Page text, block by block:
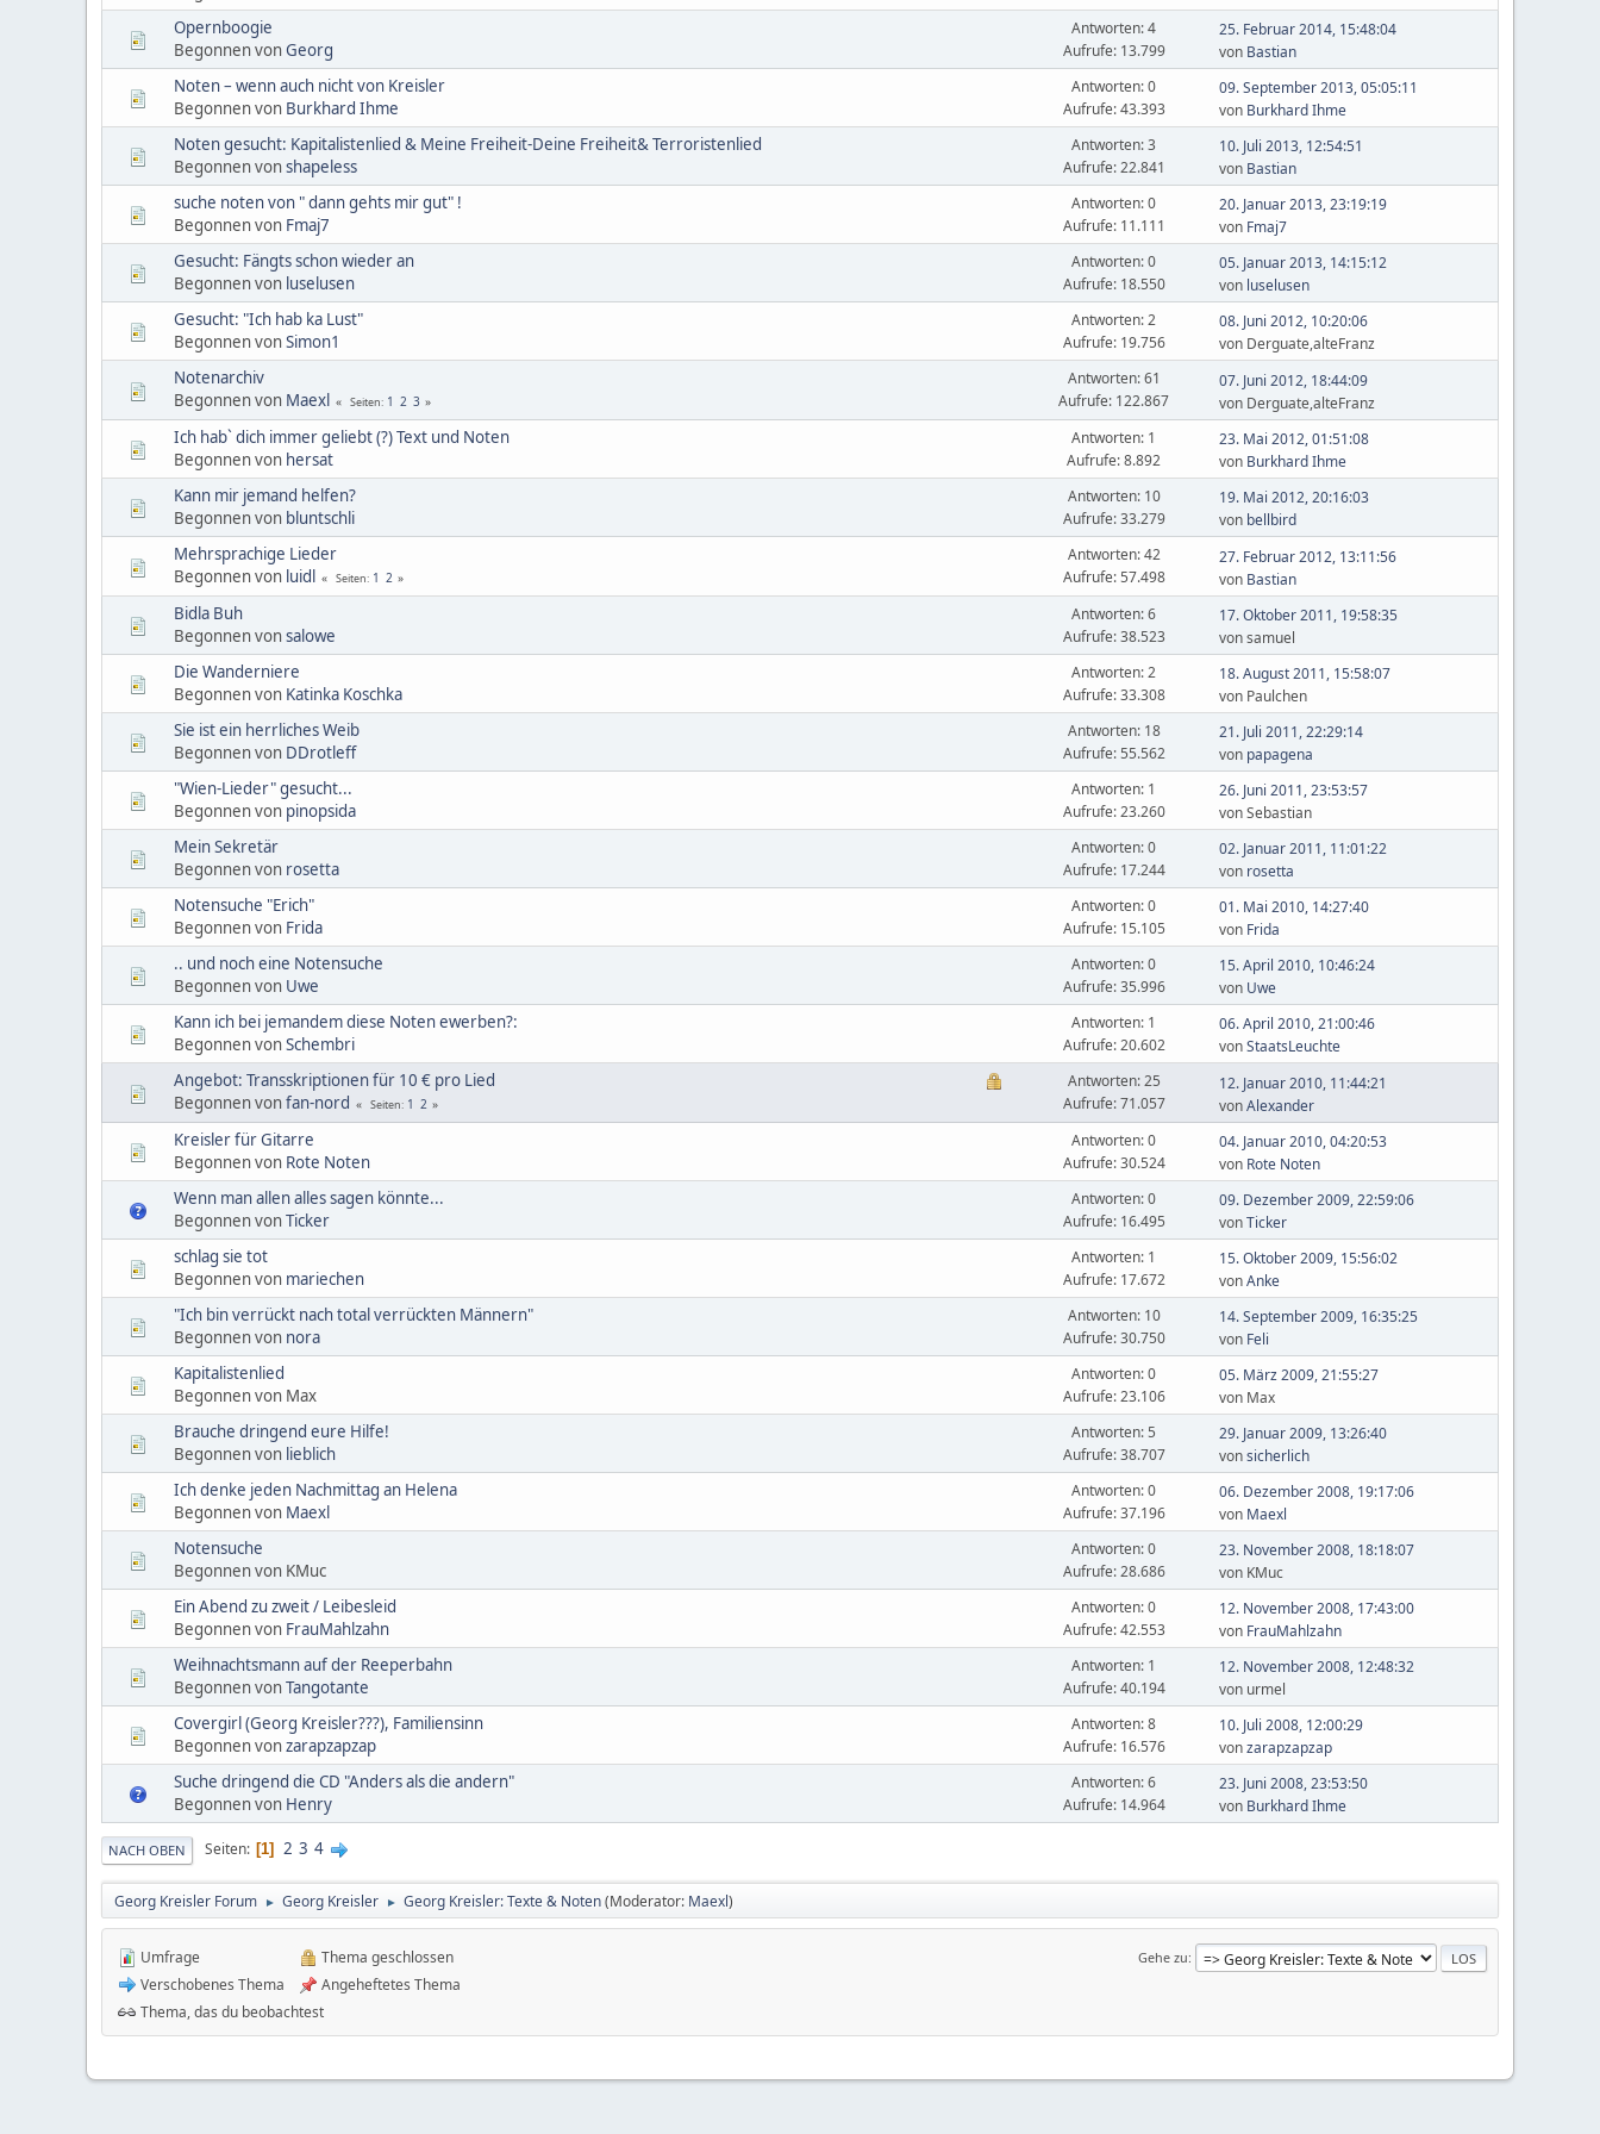
Opernboogie
Begonnen vonGeorg
Antworten: 4
Aufrufe: 13.799
25. Februar 2014, 15:48:04
von Bastian
Noten – wenn auch nicht von Kreisler
Begonnen von Burkhard Ihme
Antworten: 0
Aufrufe: 43.393
09. September 2013, 05:05:11
von Burkhard Ihme
Noten gesucht: Kapitalistenlied & Meine Freiheit-Deine Freiheit& Terroristenlied
Begonnen vonshapeless
Antworten: 3
Aufrufe: 22.841
10. Juli 2013, 12:54:51
von Bastian
suche noten von " dann gehts mir gut" !
Begonnen von Fmaj7
Antworten: 0
Aufrufe: 11.111
20. Januar 2013, 23:19:19
von Fmaj7
Gesucht: Fängts schon wieder an
Begonnen von luselusen
Antworten: 0
Aufrufe: 18.550
05. Januar 2013, 14:15:12
von luselusen
Gesucht: "Ich hab ka Lust"
Begonnen vonSimon1
Antworten: 2
Aufrufe: 19.756
08. Juni 2012, 10:20:06
von Derguate,alteFranz
Notenarchiv
Begonnen von Maexl Seiten 1 2 3
Antworten: 61
Aufrufe: 122.867
07. Juni 2012, 18:44:09
von Derguate,alteFranz
Ich hab` dich immer geliebt (?) Text und Noten
Begonnen von hersat
Antworten: 1
Aufrufe: 8.892
23. Mai 2012, 01:51:08
von Burkhard Ihme
Kann mir jemand helfen?
Begonnen von bluntschli
Antworten: 10
Aufrufe: 33.279
19. Mai 2012, 20:16:03
von bellbird
Mehrsprachige Lieder
Begonnen von luidl Seiten 1 2
Antworten: 42
Aufrufe: 57.498
27. Februar 2012, 13:11:56
von Bastian
Bidla Buh
Begonnen vonsalowe
Antworten: 6
Aufrufe: 38.523
17. Oktober 2011, 19:58:35
von samuel
Die Wanderniere
Begonnen von Katinka Koschka
Antworten: 2
Aufrufe: 33.308
18. August 2011, 15:58:07
von Paulchen
Sie ist ein herrliches Weib
Begonnen von DDrotleff
Antworten: 18
Aufrufe: 55.562
21. Juli 2011, 22:29:14
von papagena
"Wien-Lieder" gesucht...
Begonnen von pinopsida
Antworten: 1
Aufrufe: 23.260
26. Juni 2011, 23:53:57
von Sebastian
Mein Sekretär
Begonnen von rosetta
Antworten: 0
Aufrufe: 17.244
02. Januar 2011, 11:01:22
von rosetta
Notensuche "Erich"
Begonnen von Frida
Antworten: 0
Aufrufe: 15.105
01. Mai 2010, 14:27:40
von Frida
.. und noch eine Notensuche
Begonnen von Uwe
Antworten: 0
Aufrufe: 35.996
15. April 2010, 10:46:24
von Uwe
Kann ich bei jemandem diese Noten ewerben?:
Begonnen vonSchembri
Antworten: 1
Aufrufe: 20.602
06. April 2010, 21:00:46
vonStaatsLeuchte
Angebot: Transskriptionen für 10 € pro Lied
Begonnen vonfan-nord Seiten 1 2
Antworten: 25
Aufrufe: 71.057
12. Januar 2010, 11:44:21
vonAlexander
Kreisler für Gitarre
Begonnen von Rote Noten
Antworten: 0
Aufrufe: 30.524
04. Januar 2010, 04:20:53
von Rote Noten
Wenn man allen alles sagen könnte...
Begonnen vonTicker
Antworten: 0
Aufrufe: 16.495
09. Dezember 2009, 22:59:06
vonTicker
schlag sie tot
Begonnen von mariechen
Antworten: 1
Aufrufe: 17.672
15. Oktober 2009, 15:56:02
vonAnke
"Ich bin verrückt nach total verrückten Männern"
Begonnen von nora
Antworten: 10
Aufrufe: 30.750
14. September 2009, 16:35:25
von Feli
Kapitalistenlied
Begonnen von Max
Antworten: 0
Aufrufe: 23.106
05. März 2009, 21:55:27
von Max
Brauche dringend eure Hilfe!
Begonnen von lieblich
Antworten: 5
Aufrufe: 38.707
29. Januar 2009, 13:26:40
vonsicherlich
Ich denke jeden Nachmittag an Helena
Begonnen von Maexl
Antworten: 0
Aufrufe: 37.196
06. Dezember 2008, 19:17:06
von Maexl
Notensuche
Begonnen von KMuc
Antworten: 0
Aufrufe: 28.686
23. November 2008, 18:18:07
von KMuc
Ein Abend zu zweit / Leibesleid
Begonnen von FrauMahlzahn
Antworten: 0
Aufrufe: 42.553
12. November 2008, 17:43:00
von FrauMahlzahn
Weihnachtsmann auf der Reeperbahn
Begonnen vonTangotante
Antworten: 1
Aufrufe: 40.194
12. November 2008, 12:48:32
von urmel
Covergirl (Georg Kreisler???), Familiensinn
Begonnen vonzarapzapzap
Antworten: 8
Aufrufe: 16.576
10. Juli 2008, 12:00:29
vonzarapzapzap
Suche dringend die CD "Anders als die andern"
Begonnen von Henry
Antworten: 6
Aufrufe: 14.964
23. Juni 2008, 23:53:50
von Burkhard Ihme
NACH OBEN Seiten 1 2 3 4
Georg Kreisler Forum ► Georg Kreisler ► Georg Kreisler: Texte & Noten(Moderator: Maexl)
Gehe zu
Umfrage
Verschobenes Thema
Thema geschlossen
Angeheftetes Thema
Thema, das du beobachtest